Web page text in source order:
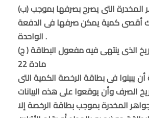
(ب) كمية الجواهر المخدرة التى يصرح بصرفها بموجب
أقصى كمية يمكن صرفها فى الدفعة
الواحدة .
مادة 22
يبينوا فى بطاقة الرخصة الكمية التى
المخدرة بموجب بطاقة الرخصة إلا